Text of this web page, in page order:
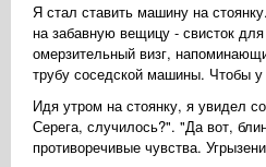
Я стал ставить машину на
на забавную вещицу - свисток
омерзительный визг,
трубу соседской машины. Чтобы
Идя утром на стоянку, я увидел
Серега, случилось?". "Да вот,
противоречивые чувства.